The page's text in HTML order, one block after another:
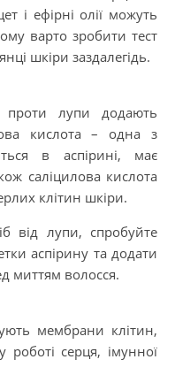
і ефірні олії можуть
варто зробити тест
шкіри заздалегідь.
проти лупи додають
кислота – одна з
в аспірині, має
саліцилова кислота
клітин шкіри.
від лупи, спробуйте
аспірину та додати
миттям волосся.
мембрани клітин,
серця, імунної